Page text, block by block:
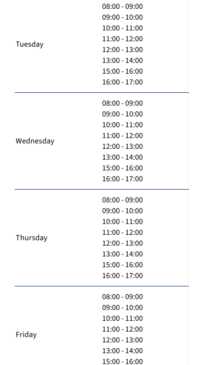
Tuesday
08:00 - 09:00
09:00 - 10:00
10:00 - 11:00
11:00 - 12:00
12:00 - 13:00
13:00 - 14:00
15:00 - 16:00
16:00 - 17:00
Wednesday
08:00 - 09:00
09:00 - 10:00
10:00 - 11:00
11:00 - 12:00
12:00 - 13:00
13:00 - 14:00
15:00 - 16:00
16:00 - 17:00
Thursday
08:00 - 09:00
09:00 - 10:00
10:00 - 11:00
11:00 - 12:00
12:00 - 13:00
13:00 - 14:00
15:00 - 16:00
16:00 - 17:00
Friday
08:00 - 09:00
09:00 - 10:00
10:00 - 11:00
11:00 - 12:00
12:00 - 13:00
13:00 - 14:00
15:00 - 16:00